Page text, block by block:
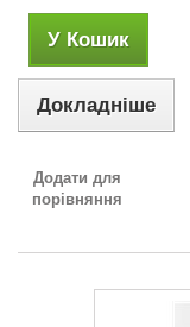
У Кошик
Докладніше
Додати для
порівняння